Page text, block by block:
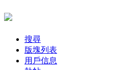
搜尋
版塊列表
用戶信息